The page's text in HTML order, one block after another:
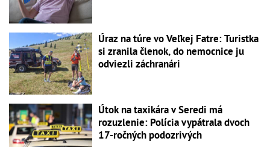
Úraz na túre vo Veľkej Fatre: Turistka
si zranila členok, do nemocnice ju
odviezli záchranári
Útok na taxikára v Seredi má
rozuzlenie: Polícia vypátrala dvoch
17-ročných podozrivých